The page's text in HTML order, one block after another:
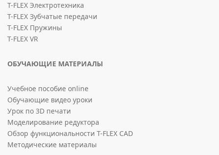
T-FLEX Электротехника
T-FLEX Зубчатые передачи
T-FLEX Пружины
T-FLEX VR
ОБУЧАЮЩИЕ МАТЕРИАЛЫ
Учебное пособие online
Обучающие видео уроки
Урок по 3D печати
Моделирование редуктора
Обзор функциональности T-FLEX CAD
Методические материалы